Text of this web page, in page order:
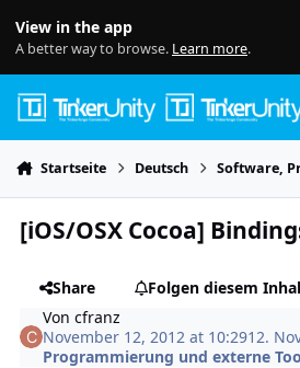
View in the app
A better way to browse. Learn more.
Startseite Deutsch Software,
[iOS/OSX Cocoa]
Share
Folgen diesem
Voncfranz
November 12, 2012 at 10:2912.
Programmierung und externe